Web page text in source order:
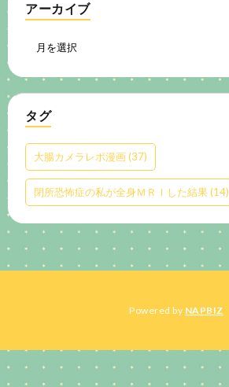
アーカイブ
タグ
大腸カメラレポ漫画(37)
閉所恐怖症の私が全身ＭＲＩした結果(14)
Powered by NAPBIZ